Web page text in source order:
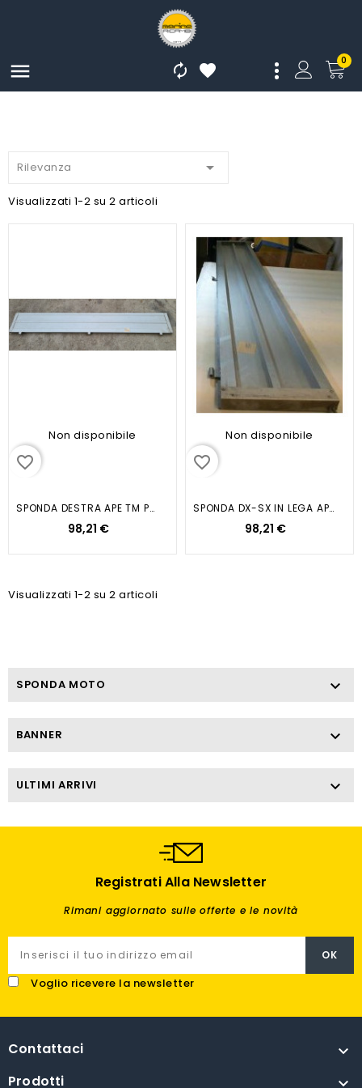
 0


Rilevanza 
Visualizzati 1-2 su 2 articoli
Non disponibile
favorite_border
SPONDA DESTRA APE TM P703 FL2...
98,21 €
Non disponibile
favorite_border
SPONDA DX-SX IN LEGA APE TM P703...
98,21 €
Visualizzati 1-2 su 2 articoli
SPONDA MOTO 
BANNER 
ULTIMI ARRIVI 
Registrati Alla Newsletter
Rimani aggiornato sulle offerte e le novità
Voglio ricevere la newsletter
Contattaci 
Prodotti 